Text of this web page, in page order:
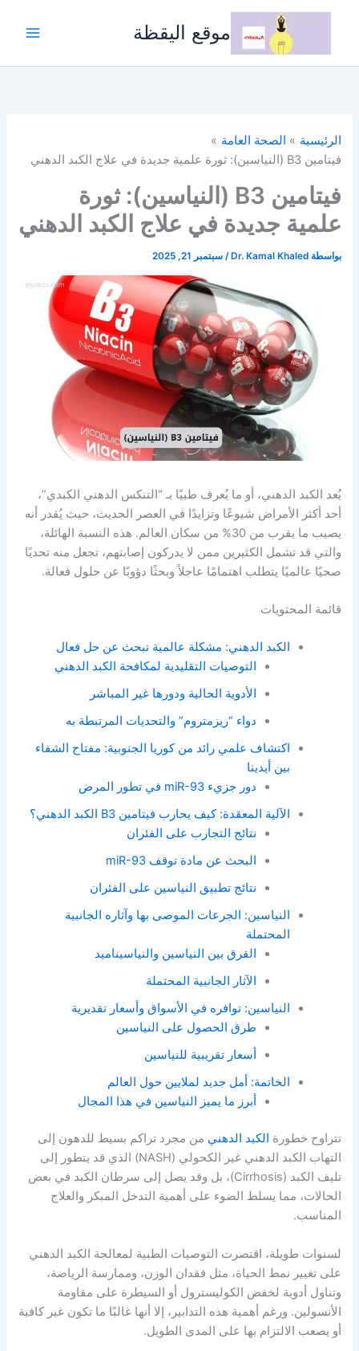
تخطي
موقع اليقظة
الرئيسية
الصحة العامة
فيتامين B3 (النياسين): ثورة علمية جديدة في علاج الكبد الدهني
فيتامين B3 (النياسين): ثورة
علمية جديدة في علاج الكبد الدهني
بواسطة Dr. Kamal Khaled
/سبتمبر 21, 2025
يُعد الكبد الدهني، أو ما يُعرف طبيًا بـ “التنكس الدهني الكبدي”،
أحد أكثر الأمراض شيوعًا وتزايدًا في العصر الحديث، حيث يُقدر أنه
يصيب ما يقرب من 30% من سكان العالم. هذه النسبة الهائلة،
والتي قد تشمل الكثيرين ممن لا يدركون إصابتهم، تجعل منه تحديًا
صحيًا عالميًا يتطلب اهتمامًا عاجلاً وبحثًا دؤوبًا عن حلول فعالة.
قائمة المحتويات
الكبد الدهني: مشكلة عالمية تبحث عن حل فعال
التوصيات التقليدية لمكافحة الكبد الدهني
الأدوية الحالية ودورها غير المباشر
دواء “ريزمتروم” والتحديات المرتبطة به
اكتشاف علمي رائد من كوريا الجنوبية: مفتاح الشفاء
بين أيدينا
دور جزيء miR-93 في تطور المرض
الآلية المعقدة: كيف يحارب فيتامين B3 الكبد الدهني؟
نتائج التجارب على الفئران
البحث عن مادة توقف miR-93
نتائج تطبيق النياسين على الفئران
النياسين: الجرعات الموصى بها وآثاره الجانبية
المحتملة
الفرق بين النياسين والنياسيناميد
الآثار الجانبية المحتملة
النياسين: توافره في الأسواق وأسعار تقديرية
طرق الحصول على النياسين
أسعار تقريبية للنياسين
الخاتمة: أمل جديد لملايين حول العالم
أبرز ما يميز النياسين في هذا المجال
تتراوح خطورة الكبد الدهني من مجرد تراكم بسيط للدهون إلى
التهاب الكبد الدهني غير الكحولي (NASH) الذي قد يتطور إلى
تليف الكبد (Cirrhosis)، بل وقد يصل إلى سرطان الكبد في بعض
الحالات، مما يسلط الضوء على أهمية التدخل المبكر والعلاج
المناسب.
لسنوات طويلة، اقتصرت التوصيات الطبية لمعالجة الكبد الدهني
على تغيير نمط الحياة، مثل فقدان الوزن، وممارسة الرياضة،
وتناول أدوية لخفض الكوليسترول أو السيطرة على مقاومة
الأنسولين. ورغم أهمية هذه التدابير، إلا أنها غالبًا ما تكون غير كافية
أو يصعب الالتزام بها على المدى الطويل.